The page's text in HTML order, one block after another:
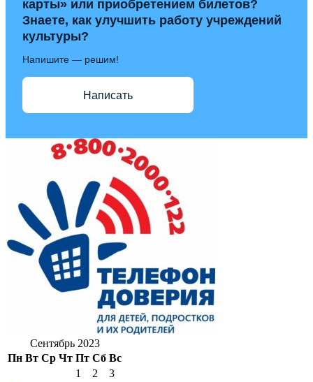
карты» или приобретением билетов?
Знаете, как улучшить работу учреждений
культуры?
Напишите — решим!
Написать
Сентябрь 2023
Пн Вт Ср Чт Пт Сб Вс
1
2
3